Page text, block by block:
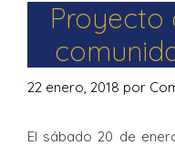
Proyecto
22 enero, 2018 por
El sábado 20 de